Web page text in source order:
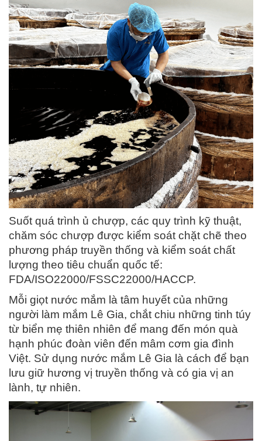
Suốt quá trình ủ chượp, các quy trình kỹ thuật,
chăm sóc chượp được kiểm soát chặt chẽ theo
phương pháp truyền thống và kiểm soát chất
lượng theo tiêu chuẩn quốc tế:
FDA/ISO22000/FSSC22000/HACCP.
Mỗi giọt nước mắm là tâm huyết của những
người làm mắm Lê Gia, chắt chiu những tinh túy
từ biển mẹ thiên nhiên để mang đến món quà
hạnh phúc đoàn viên đến mâm cơm gia đình
Việt. Sử dụng nước mắm Lê Gia là cách để bạn
lưu giữ hương vị truyền thống và có gia vị an
lành, tự nhiên.